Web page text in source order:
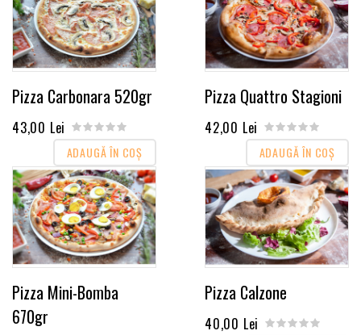
Pizza Carbonara 520gr
43,00 Lei
ADAUGĂ ÎN COŞ
Pizza Quattro Stagioni
42,00 Lei
ADAUGĂ ÎN COŞ
Pizza Mini-Bomba
670gr
Pizza Calzone
40,00 Lei